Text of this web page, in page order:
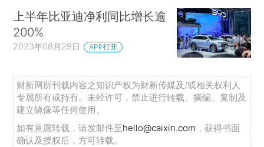
上半年比亚迪净利同比增长逾
200%
2023年08月29日 APP打开
财新网所刊载内容之知识产权为财新传媒及/或相关权利人
专属所有或持有。未经许可，禁止进行转载、摘编、复制及
建立镜像等任何使用。
如有意愿转载，请发邮件至hello@caixin.com ，获得书面
确认及授权后，方可转载。